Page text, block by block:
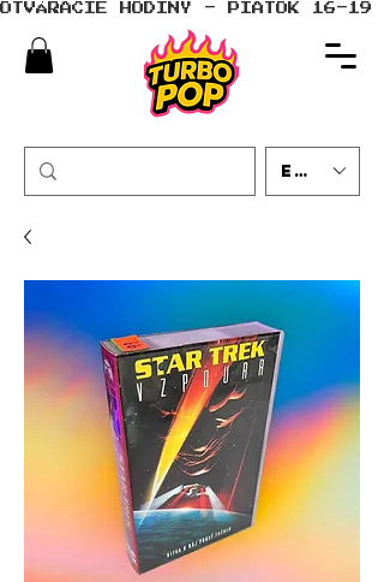
OTVÁRACIE HODINY - PIATOK 16-19
EUR (€)